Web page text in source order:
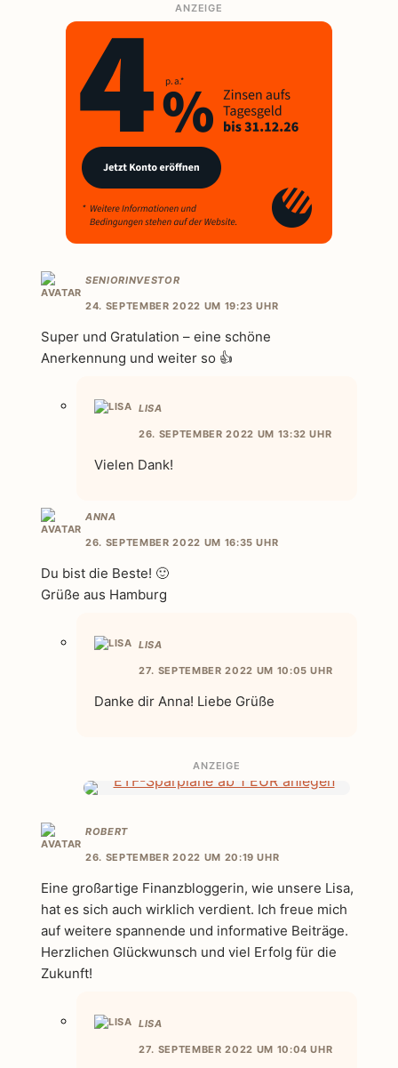
ANZEIGE
SENIORINVESTOR
24. SEPTEMBER 2022 UM 19:23 UHR
Super und Gratulation – eine schöne
Anerkennung und weiter so 👍
LISA
26. SEPTEMBER 2022 UM 13:32 UHR
Vielen Dank!
ANNA
26. SEPTEMBER 2022 UM 16:35 UHR
Du bist die Beste! 🙂
Grüße aus Hamburg
LISA
27. SEPTEMBER 2022 UM 10:05 UHR
Danke dir Anna! Liebe Grüße
ANZEIGE
ROBERT
26. SEPTEMBER 2022 UM 20:19 UHR
Eine großartige Finanzbloggerin, wie unsere Lisa,
hat es sich auch wirklich verdient. Ich freue mich
auf weitere spannende und informative Beiträge.
Herzlichen Glückwunsch und viel Erfolg für die
Zukunft!
LISA
27. SEPTEMBER 2022 UM 10:04 UHR